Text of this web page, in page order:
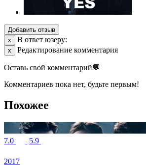
Добавить отзыв
х
В ответ юзеру:
х Редактирование комментария
Оставь свой комментарий💬
Комментариев пока нет, будьте первым!
Похожее
7.0 5.9
2017